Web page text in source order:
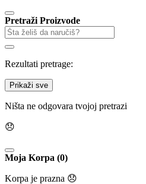
Pretraži Proizvode
Rezultati pretrage:
Prikaži sve
Ništa ne odgovara tvojoj pretrazi
😞
Moja Korpa (0)
Korpa je prazna 😞